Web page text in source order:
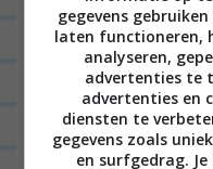
gegevens
laten functioneren,
analyseren,
advertenties te
advertenties en
diensten te
gegevens zoals
en surfgedrag.